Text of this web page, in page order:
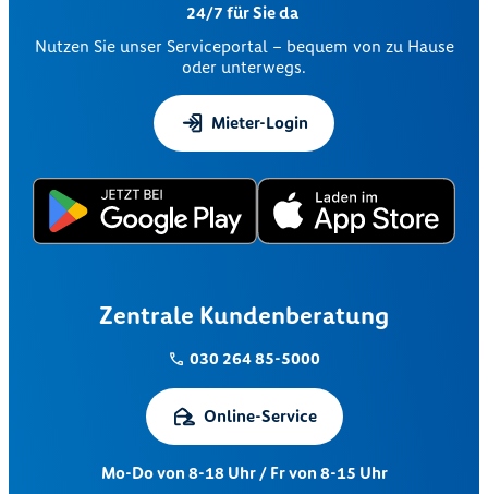
24/7 für Sie da
Nutzen Sie unser Serviceportal – bequem von zu Hause
oder unterwegs.
Mieter-Login
Zentrale Kundenberatung
030 264 85-5000
Online-Service
Mo-Do von 8-18 Uhr / Fr von 8-15 Uhr